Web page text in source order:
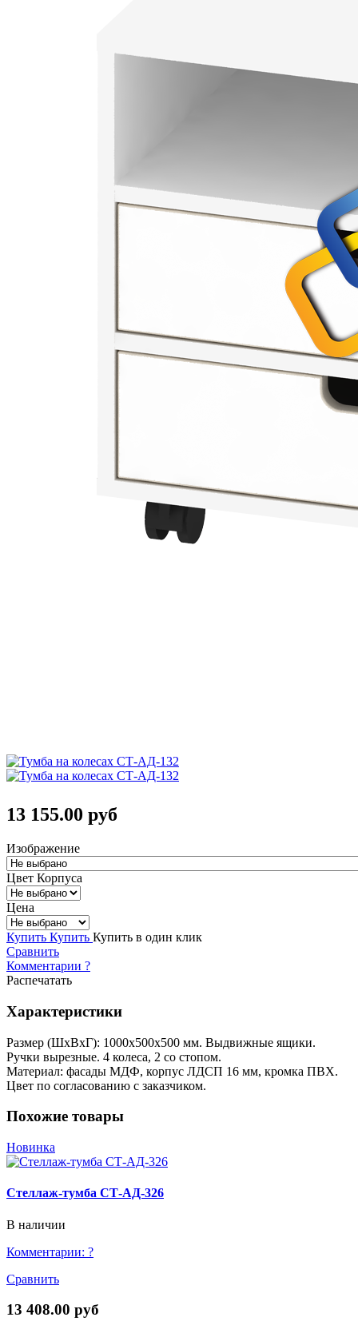
13 155.00 руб
Изображение
Цвет Корпуса
Цена
Купить Купить Купить в один клик
Сравнить
Комментарии ?
Распечатать
Характеристики
Размер (ШхВхГ): 1000х500х500 мм. Выдвижные ящики.
Ручки вырезные. 4 колеса, 2 со стопом.
Материал: фасады МДФ, корпус ЛДСП 16 мм, кромка ПВХ.
Цвет по согласованию с заказчиком.
Похожие товары
Новинка
Стеллаж-тумба СТ-АД-326
В наличии
Комментарии: ?
Сравнить
13 408.00 руб